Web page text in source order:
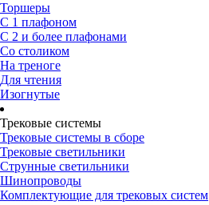
Торшеры
С 1 плафоном
С 2 и более плафонами
Со столиком
На треноге
Для чтения
Изогнутые
Трековые системы
Трековые системы в сборе
Трековые светильники
Струнные светильники
Шинопроводы
Комплектующие для трековых систем